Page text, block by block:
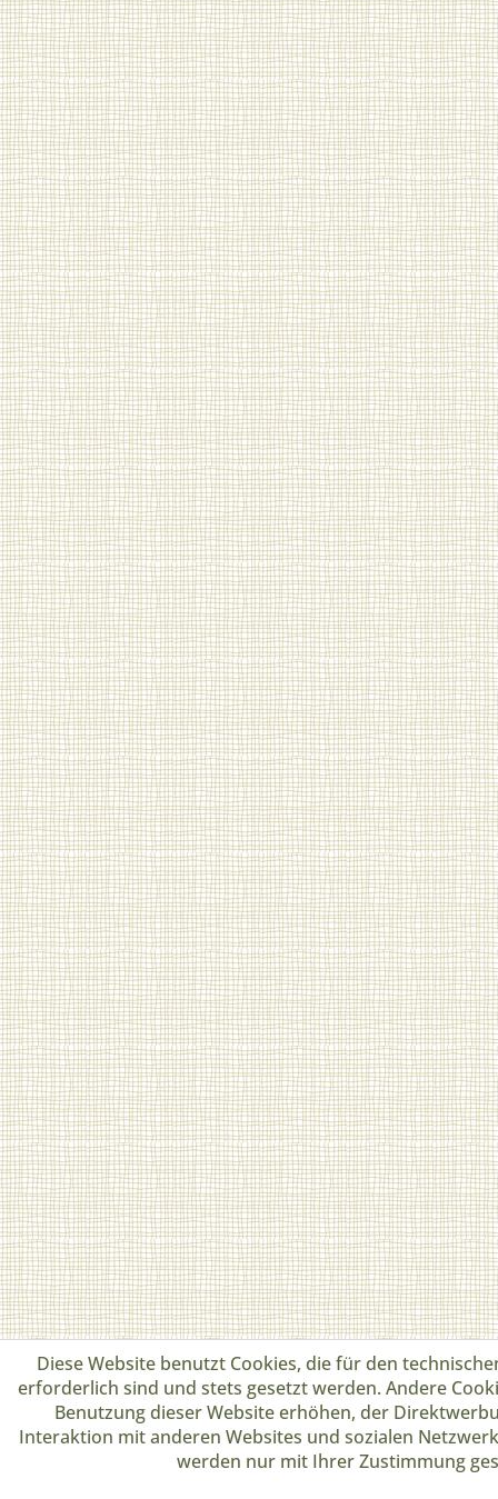
Diese Website benutzt Cookies, die für den
erforderlich sind und stets gesetzt werden. Andere
Benutzung dieser Website erhöhen, der
Interaktion mit anderen Websites und sozialen
werden nur mit Ihrer Zustimmung